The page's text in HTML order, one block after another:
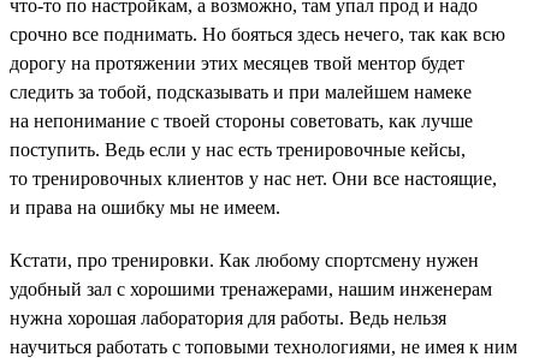
что-то по настройкам, а возможно, там упал прод и надо
срочно все поднимать. Но бояться здесь нечего, так как всю
дорогу на протяжении этих месяцев твой ментор будет
следить за тобой, подсказывать и при малейшем намеке
на непонимание с твоей стороны советовать, как лучше
поступить. Ведь если у нас есть тренировочные кейсы,
то тренировочных клиентов у нас нет. Они все настоящие,
и права на ошибку мы не имеем.
Кстати, про тренировки. Как любому спортсмену нужен
удобный зал с хорошими тренажерами, нашим инженерам
нужна хорошая лаборатория для работы. Ведь нельзя
научиться работать с топовыми технологиями, не имея к ним